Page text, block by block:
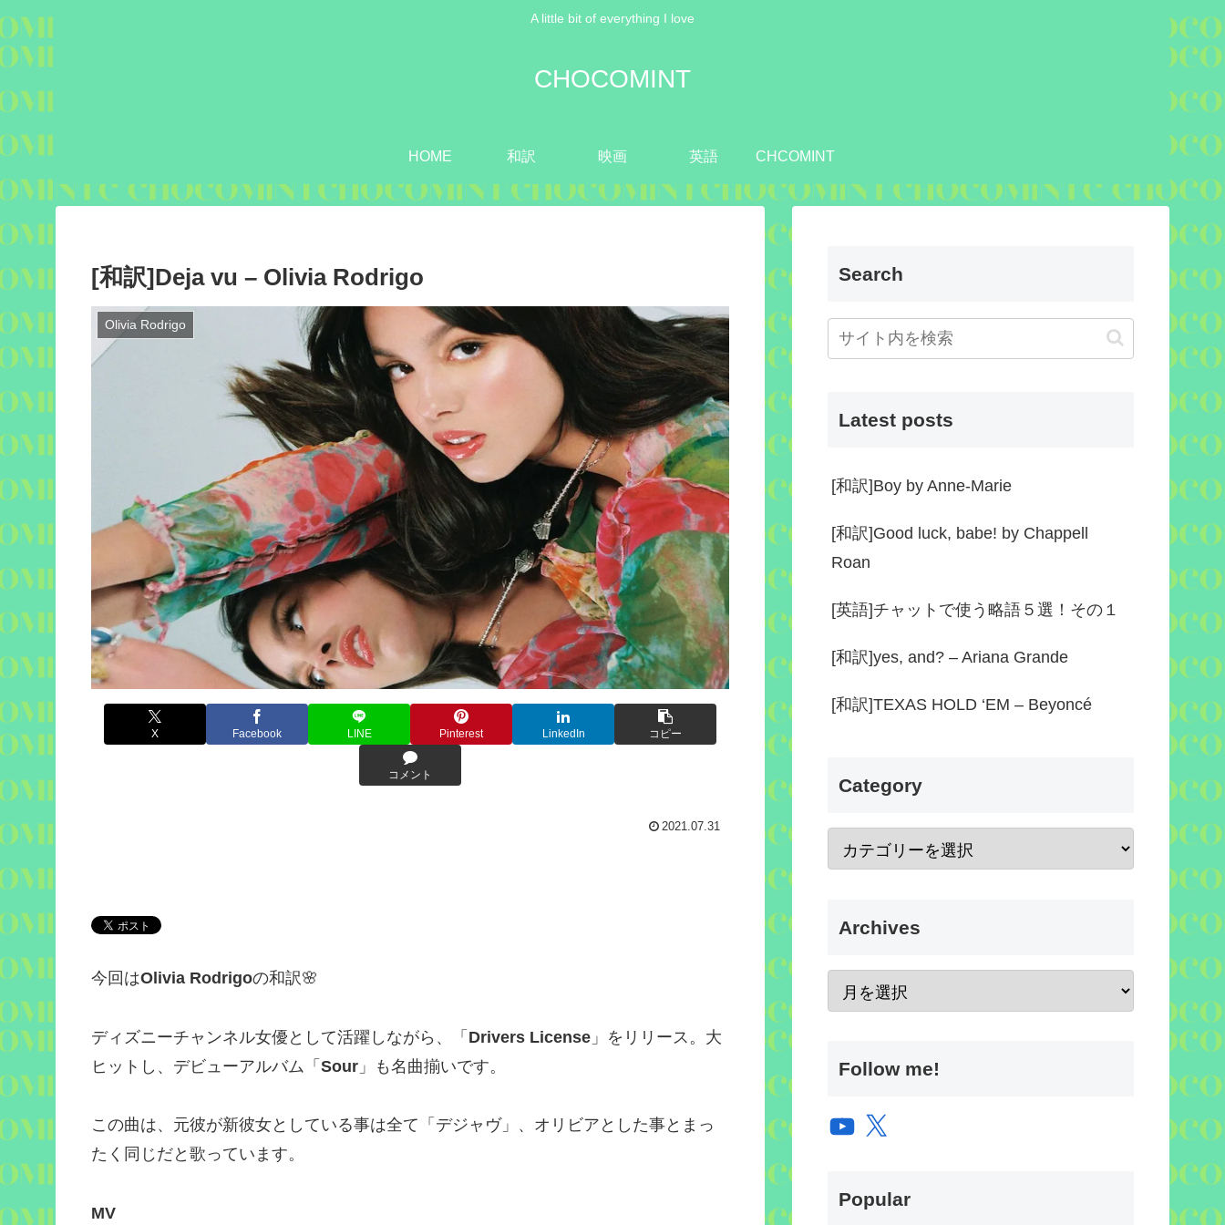
A little bit of everything I love
CHOCOMINT
HOME 和訳 映画 英語 CHCOMINT
[和訳]Deja vu – Olivia Rodrigo
Olivia Rodrigo
X Facebook LINE Pinterest LinkedIn コピー
コメント
2021.07.31
今回はOlivia Rodrigoの和訳🌸
ディズニーチャンネル女優として活躍しながら、「 Drivers License 」をリリース。大
ヒットし、デビューアルバム「 Sour 」も名曲揃いです。
この曲は、元彼が新彼女としている事は全て「デジャヴ」、オリビアとした事とまっ
たく同じだと歌っています。
MV
Search
Latest posts
[和訳]Boy by Anne-Marie
[和訳]Good luck, babe! by Chappell
Roan
[英語]チャットで使う略語５選！その１
[和訳]yes, and? – Ariana Grande
[和訳]TEXAS HOLD ‘EM – Beyoncé
Category
Archives
Follow me!
YouTube
X
Popular